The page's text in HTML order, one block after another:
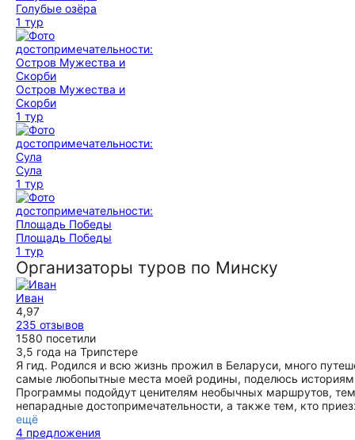
Голубые озёра
1 тур
Остров Мужества и
Скорби
1 тур
Сула
1 тур
Площадь Победы
1 тур
Организаторы туров по Минску
Иван
4,97
235 отзывов
1580 посетили
3,5 года на Трипстере
Я гид. Родился и всю жизнь прожил в Беларуси, много
самые любопытные места моей родины, поделюсь
Программы подойдут ценителям необычных маршрутов,
непарадные достопримечательности, а также тем, кто
ещё
4 предложения